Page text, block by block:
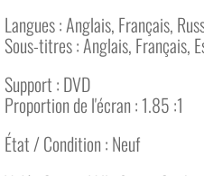
Langues : Anglais, Français,
Sous-titres : Anglais, Français,
Support : DVD
Proportion de l'écran : 1.85 :1
État / Condition : Neuf